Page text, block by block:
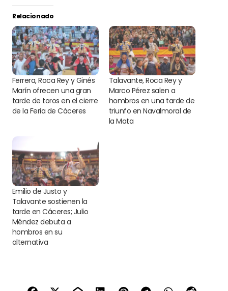
Relacionado
Ferrera, Roca Rey y Ginés
Marín ofrecen una gran
tarde de toros en el cierre
de la Feria de Cáceres
Talavante, Roca Rey y
Marco Pérez salen a
hombros en una tarde de
triunfo en Navalmoral de
la Mata
Emilio de Justo y
Talavante sostienen la
tarde en Cáceres; Julio
Méndez debuta a
hombros en su
alternativa